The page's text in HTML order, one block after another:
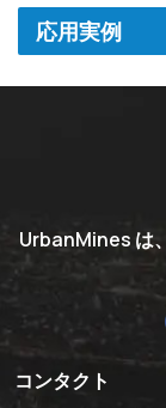
応用実例
UrbanMines は
コンタクト